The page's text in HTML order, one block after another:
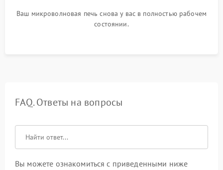
Ваш микроволновая печь снова у вас в полностью рабочем
состоянии.
FAQ. Ответы на вопросы
Вы можете ознакомиться с приведенными ниже